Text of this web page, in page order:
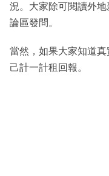
況。大家除可閱讀外
論區發問。
當然，如果大家知道
己計一計租回報。